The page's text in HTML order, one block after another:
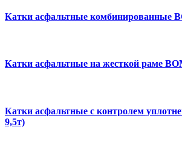
Катки асфальтные комбинированные
Катки асфальтные на жесткой раме
Катки асфальтные с контролем
9,5т)